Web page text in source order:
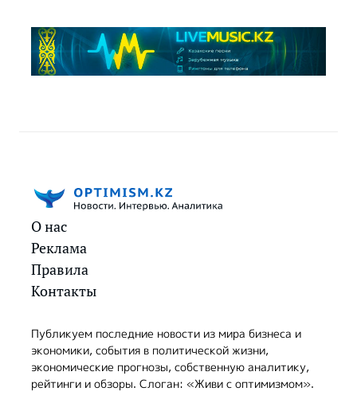
О нас
Реклама
Правила
Контакты
Публикуем последние новости из мира бизнеса и
экономики, события в политической жизни,
экономические прогнозы, собственную аналитику,
рейтинги и обзоры. Слоган: «Живи с оптимизмом».